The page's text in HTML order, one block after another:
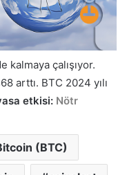
kalmaya çalışıyor.
arttı. BTC 2024 yılı
etkisi: Nötr
(BTC)